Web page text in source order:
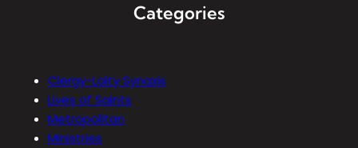
Categories
Clergy-Laity Synaxis
Lives of Saints
Metropolitan
Ministries